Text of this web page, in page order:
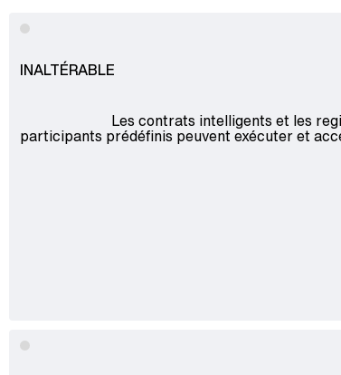
INALTÉRABLE
Les contrats intelligents et les
participants prédéfinis peuvent exécuter et